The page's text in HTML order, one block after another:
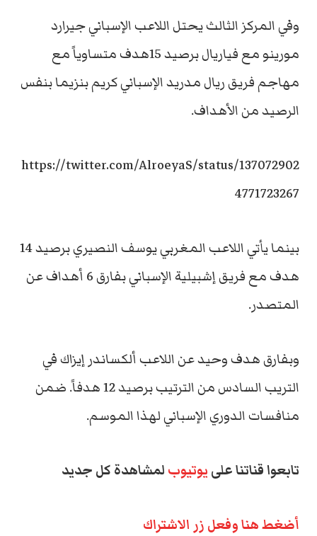
وفي المركز الثالث يحتل اللاعب الإسباني جيرارد
مورينو مع فياريال برصيد 15هدف متساوياً مع
مهاجم فريق ريال مدريد الإسباني كريم بنزيما بنفس
الرصيد من الأهداف.
https://twitter.com/AlroeyaS/status/137072902
4771723267
بينما يأتي اللاعب المغربي يوسف النصيري برصيد 14
هدف مع فريق إشبيلية الإسباني بفارق 6 أهداف عن
المتصدر.
وبفارق هدف وحيد عن اللاعب ألكساندر إيزاك في
التريب السادس من الترتيب برصيد 12 هدفاً. ضمن
منافسات الدوري الإسباني لهذا الموسم.
تابعوا قناتنا على يوتيوب لمشاهدة كل جديد
أضغط هنا وفعل زر الاشتراك